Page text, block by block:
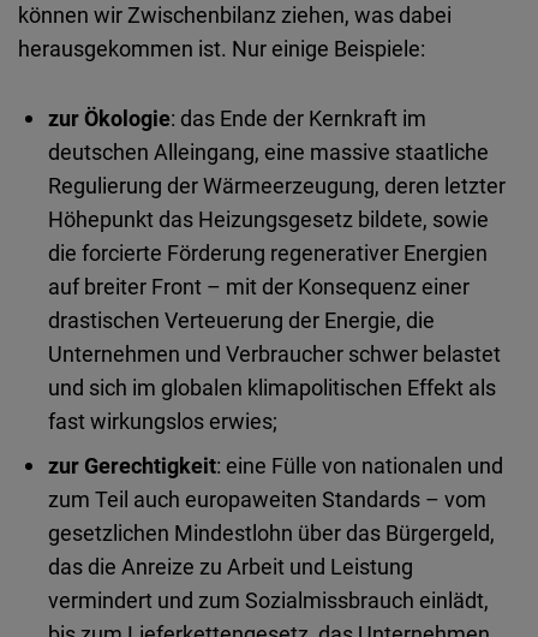
können wir Zwischenbilanz ziehen, was dabei
herausgekommen ist. Nur einige Beispiele:
zur Ökologie: das Ende der Kernkraft im
deutschen Alleingang, eine massive staatliche
Regulierung der Wärmeerzeugung, deren letzter
Höhepunkt das Heizungsgesetz bildete, sowie
die forcierte Förderung regenerativer Energien
auf breiter Front – mit der Konsequenz einer
drastischen Verteuerung der Energie, die
Unternehmen und Verbraucher schwer belastet
und sich im globalen klimapolitischen Effekt als
fast wirkungslos erwies;
zur Gerechtigkeit: eine Fülle von nationalen und
zum Teil auch europaweiten Standards – vom
gesetzlichen Mindestlohn über das Bürgergeld,
das die Anreize zu Arbeit und Leistung
vermindert und zum Sozialmissbrauch einlädt,